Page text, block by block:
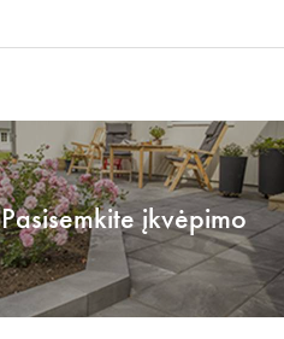
Pasisemkite įkvėpimo